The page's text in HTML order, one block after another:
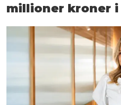
millioner kroner i